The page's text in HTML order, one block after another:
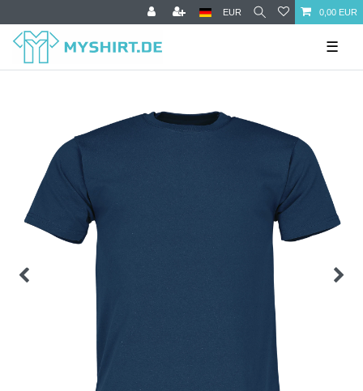
EUR 0,00 EUR
☰